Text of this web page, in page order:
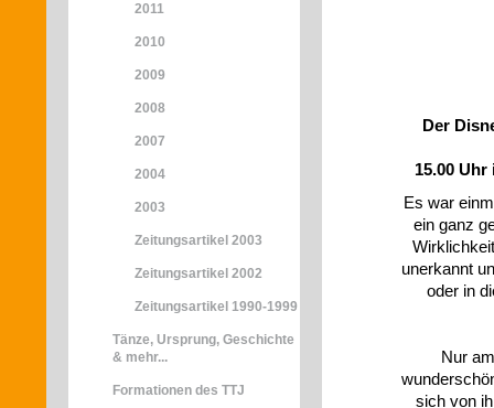
2011
2010
2009
2008
2007
2004
2003
Zeitungsartikel 2003
Zeitungsartikel 2002
Zeitungsartikel 1990-1999
Tänze, Ursprung, Geschichte
& mehr...
Formationen des TTJ
Der
15.00
Es war
ein ganz
unerkannt
oder in
Nur
sich von